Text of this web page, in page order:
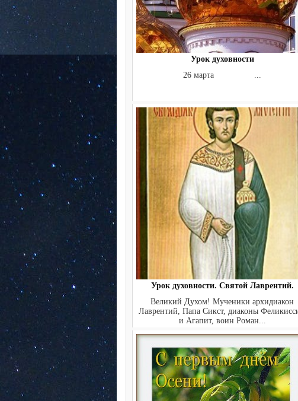
Урок духовности
26 марта ...
Урок духовности. Святой Лаврентий.
Великий Духом! Мученики архидиакон
Лаврентий, Папа Сикст, диаконы
и Агапит, воин Роман...